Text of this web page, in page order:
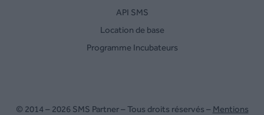
API SMS
Location de base
Programme Incubateurs
© 2014 – 2026 SMS Partner – Tous droits réservés – Mentions